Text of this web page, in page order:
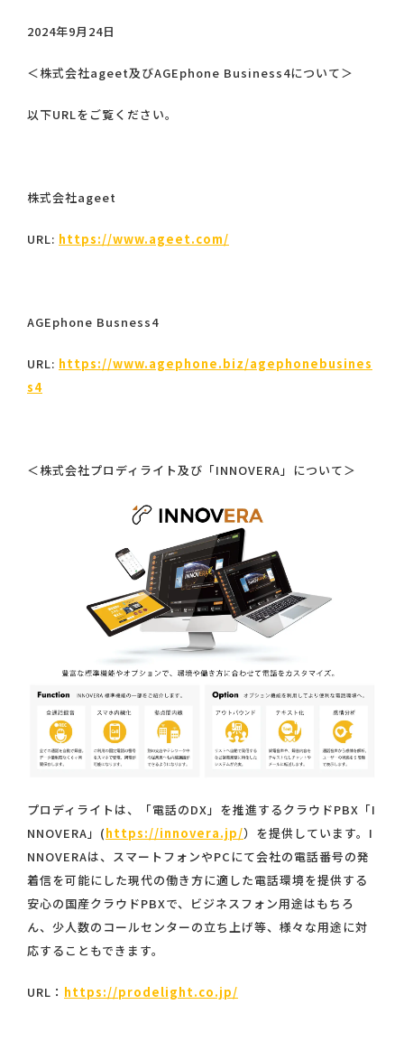
2024年9月24日
＜株式会社ageet及びAGEphone Business4について＞
以下URLをご覧ください。
株式会社ageet
URL: https://www.ageet.com/
AGEphone Busness4
URL: https://www.agephone.biz/agephonebusines
s4
＜株式会社プロディライト及び「INNOVERA」について＞
プロディライトは、「電話のDX」を推進するクラウドPBX「I
NNOVERA」(https://innovera.jp/）を提供しています。I
NNOVERAは、スマートフォンやPCにて会社の電話番号の発
着信を可能にした現代の働き方に適した電話環境を提供する
安心の国産クラウドPBXで、ビジネスフォン用途はもちろ
ん、少人数のコールセンターの立ち上げ等、様々な用途に対
応することもできます。
URL： https://prodelight.co.jp/